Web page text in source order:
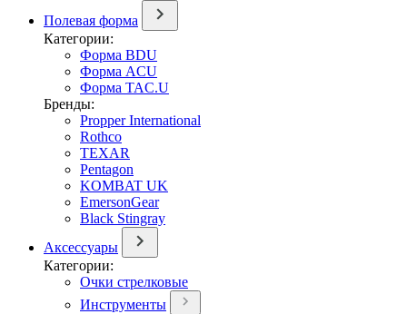
Полевая форма
Категории:
Форма BDU
Форма ACU
Форма TAC.U
Бренды:
Propper International
Rothco
TEXAR
Pentagon
KOMBAT UK
EmersonGear
Black Stingray
Аксессуары
Категории:
Очки стрелковые
Инструменты